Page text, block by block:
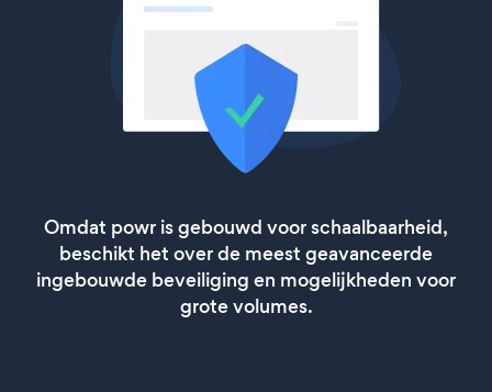
Omdat powr is gebouwd voor schaalbaarheid,
beschikt het over de meest geavanceerde
ingebouwde beveiliging en mogelijkheden voor
grote volumes.